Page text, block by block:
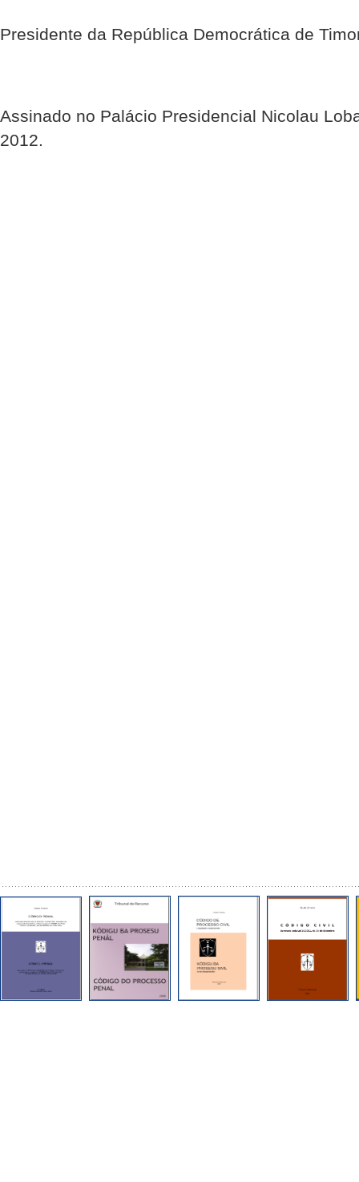
Presidente da República Democrática de
Assinado no Palácio Presidencial Nicolau
2012.